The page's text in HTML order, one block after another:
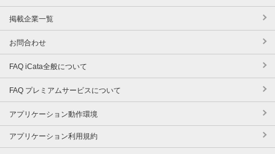
掲載企業一覧
お問合わせ
FAQ iCata全般について
FAQ プレミアムサービスについて
アプリケーション動作環境
アプリケーション利用規約